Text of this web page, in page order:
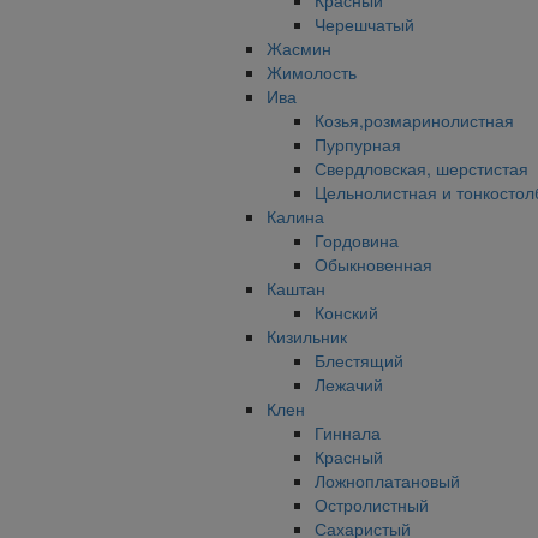
Черешчатый
Жасмин
Жимолость
Ива
Козья,розмаринолистная
Пурпурная
Свердловская, шерстистая
Цельнолистная и
Калина
Гордовина
Обыкновенная
Каштан
Конский
Кизильник
Блестящий
Лежачий
Клен
Гиннала
Красный
Ложноплатановый
Остролистный
Сахаристый